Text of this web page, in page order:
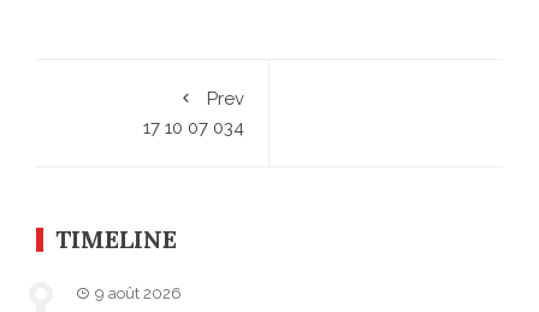
Prev
17 10 07 034
TIMELINE
9 août 2026